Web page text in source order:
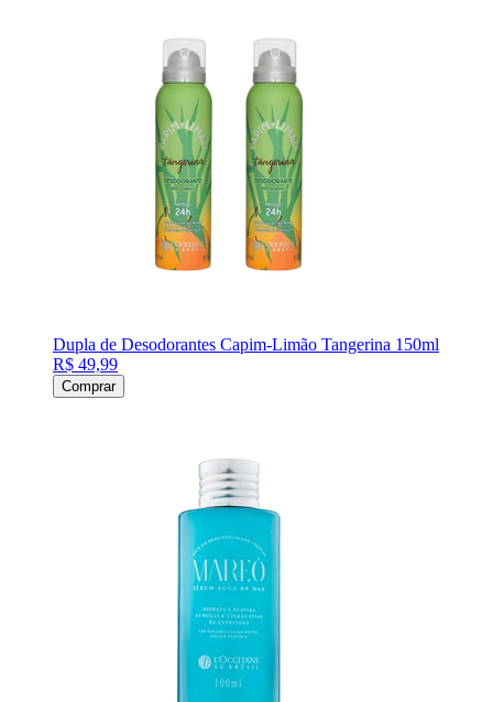
Dupla de Desodorantes Capim-Limão Tangerina 150ml
R$ 49,99
Comprar